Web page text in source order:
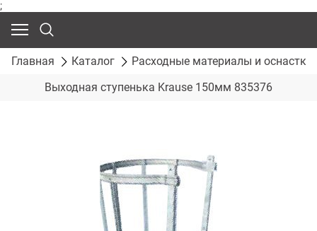
;
Главная Каталог
Расходные материалы и оснастка
Выходная ступенька Krause 150мм 835376